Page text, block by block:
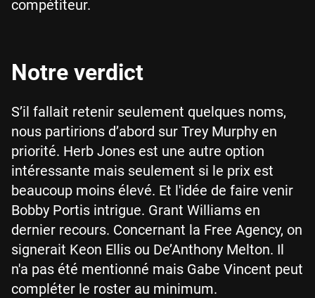
compétiteur.
Notre verdict
S’il fallait retenir seulement quelques noms,
nous partirions d’abord sur Trey Murphy en
priorité. Herb Jones est une autre option
intéressante mais seulement si le prix est
beaucoup moins élevé. Et l'idée de faire venir
Bobby Portis intrigue. Grant Williams en
dernier recours. Concernant la Free Agency, on
signerait Keon Ellis ou De’Anthony Melton. Il
n'a pas été mentionné mais Gabe Vincent peut
compléter le roster au minimum.